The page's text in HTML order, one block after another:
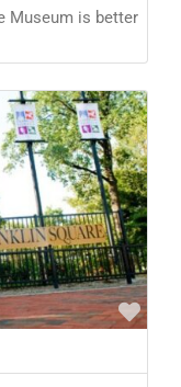
Museum is better